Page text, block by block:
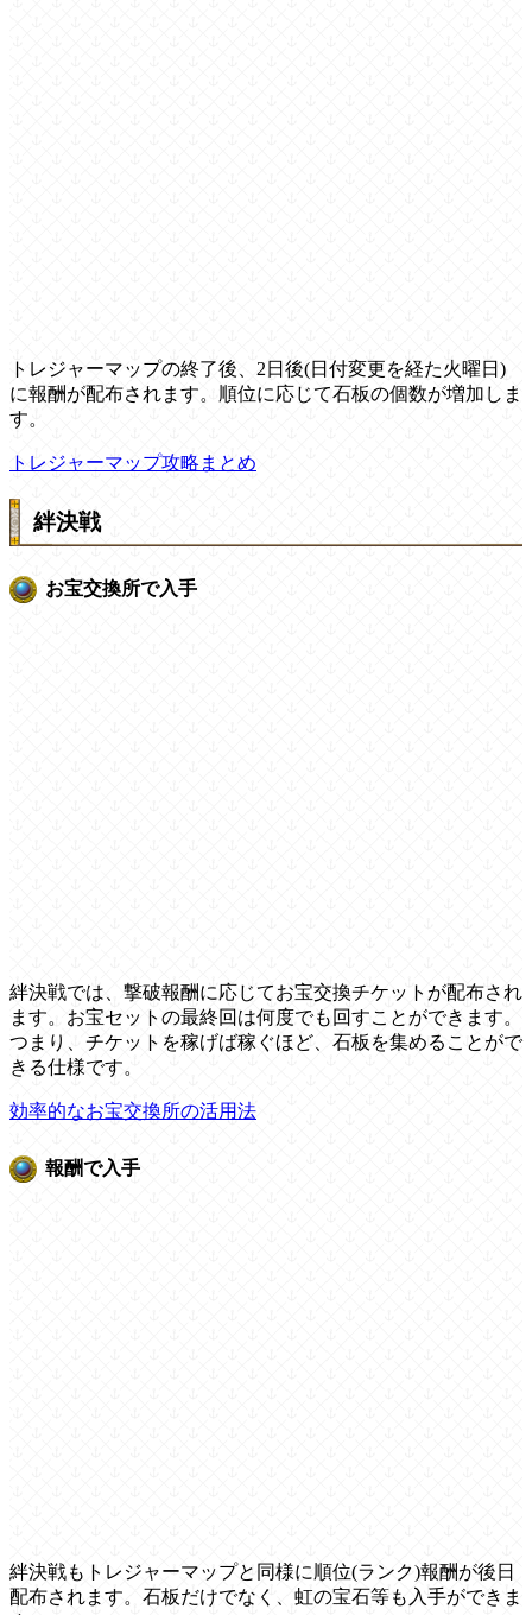
トレジャーマップの終了後、2日後(日付変更を経た火曜日)
に報酬が配布されます。順位に応じて石板の個数が増加しま
す。
トレジャーマップ攻略まとめ
絆決戦
お宝交換所で入手
絆決戦では、撃破報酬に応じてお宝交換チケットが配布され
ます。お宝セットの最終回は何度でも回すことができます。
つまり、チケットを稼げば稼ぐほど、石板を集めることがで
きる仕様です。
効率的なお宝交換所の活用法
報酬で入手
絆決戦もトレジャーマップと同様に順位(ランク)報酬が後日
配布されます。石板だけでなく、虹の宝石等も入手ができま